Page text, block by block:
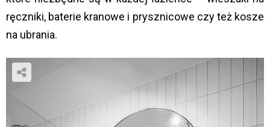
ręczniki, baterie kranowe i prysznicowe czy też kosze
na ubrania.